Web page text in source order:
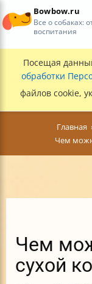
Bowbow.ru
Все о собаках:
воспитания
Посещая
обработки
файлов cookie,
Главная
Чем
Чем
сухой